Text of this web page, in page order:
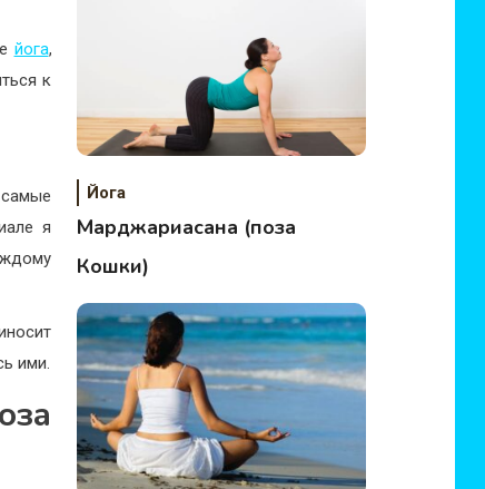
йога,
к
я
ими.
Йога
Марджариасана (поза
Кошки)